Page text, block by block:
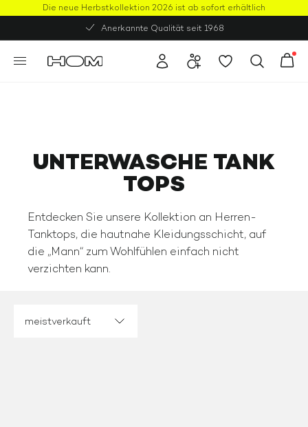
Die neue Herbstkollektion 2026 ist ab sofort erhältlich
Anerkannte Qualität seit 1968
UNTERWASCHE TANK
TOPS
Entdecken Sie unsere Kollektion an Herren-
Tanktops, die hautnahe Kleidungsschicht, auf
die „Mann“ zum Wohlfühlen einfach nicht
verzichten kann.